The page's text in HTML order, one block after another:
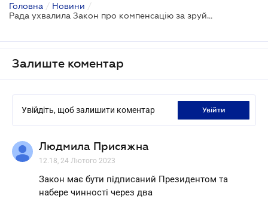
Головна / Новини /
Рада ухвалила Закон про компенсацію за зруйноване та пошкоджене майно
Залиште коментар
Увійдіть, щоб залишити коментар увійти
Людмила Присяжна
12.18, 24 Лютого 2023
Закон має бути підписаний Президентом та
набере чинності через два